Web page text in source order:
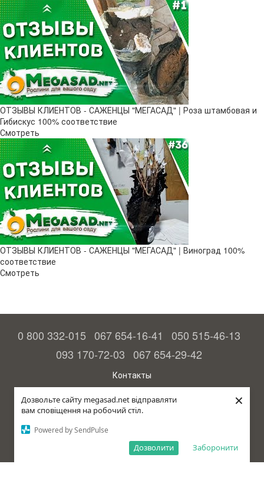
Дозвольте сайту megasad.net відправляти
вам сповіщення на робочий стіл.
Powered by SendPulse
Заборонити
Дозволити
×
ОТЗЫВЫ КЛИЕНТОВ - САЖЕНЦЫ "МЕГАСАД" | Роза штамбовая и
Гибискус 100% соответствие
Смотреть
ОТЗЫВЫ КЛИЕНТОВ - САЖЕНЦЫ "МЕГАСАД" | Виноград 100%
соответствие
Смотреть
0 800 332-015 067 654-16-41
050 515-46-13
093 170-72-03 067 654-29-42
Контакты
Полная версия сайта
© 2015—2026
Megasad - гарантия высокого урожая
Укр